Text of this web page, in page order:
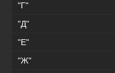
"Г"
"Д"
"Е"
"Ж"